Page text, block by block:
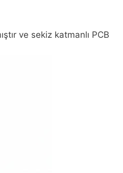
ve sekiz katmanlı PCB